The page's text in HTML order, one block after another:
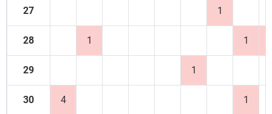
27 1
28 1 1
29 1
30 4 1